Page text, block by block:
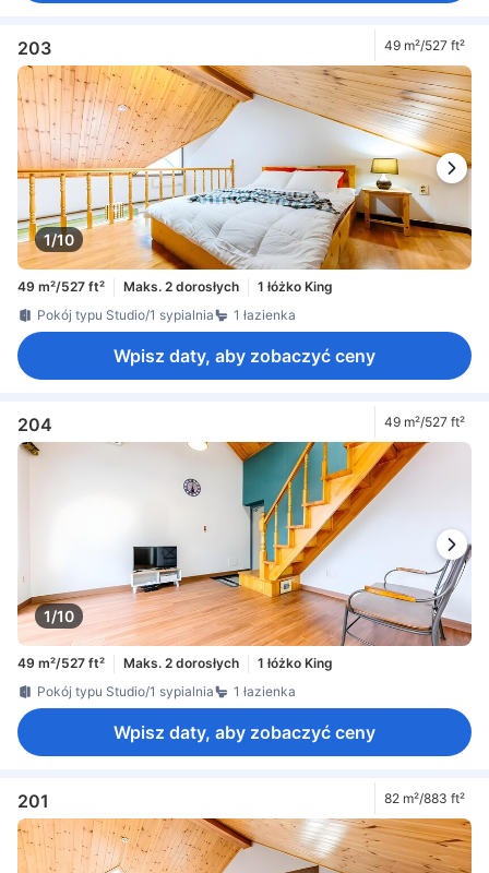
203 49 m²/527 ft²
1/10
49 m²/527 ft² Maks. 2 dorosłych
1 łóżko King
Pokój typu Studio/1 sypialnia
1 łazienka
Wpisz daty, aby zobaczyć ceny
204 49 m²/527 ft²
1/10
49 m²/527 ft² Maks. 2 dorosłych
1 łóżko King
Pokój typu Studio/1 sypialnia
1 łazienka
Wpisz daty, aby zobaczyć ceny
201 82 m²/883 ft²